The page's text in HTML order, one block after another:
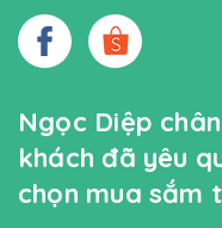
Ngọc Diệp
khách đã yêu
chọn mua sắm